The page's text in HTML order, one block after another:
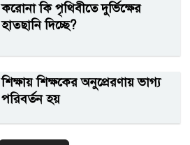
করোনা কি পৃথিবীতে দুর্ভিক্ষের
হাতছানি দিচ্ছে?
শিক্ষায় শিক্ষকের অনুপ্রেরণায় ভাগ্য
পরিবর্তন হয়